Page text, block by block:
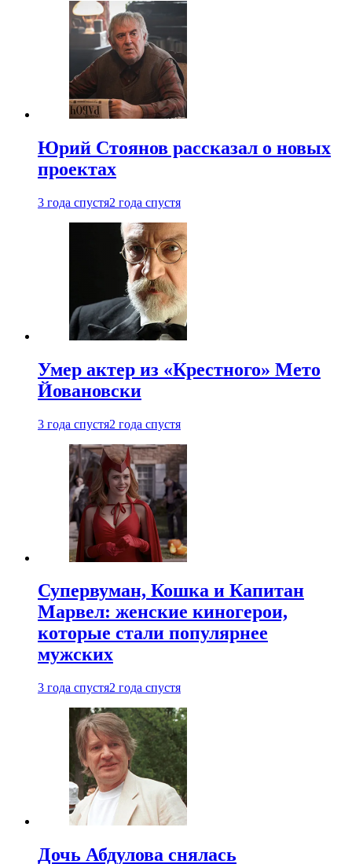
Юрий Стоянов рассказал о новых
проектах
3 года спустя2 года спустя
Умер актер из «Крестного» Мето
Йовановски
3 года спустя2 года спустя
Супервуман, Кошка и Капитан
Марвел: женские киногерои,
которые стали популярнее
мужских
3 года спустя2 года спустя
Дочь Абдулова снялась